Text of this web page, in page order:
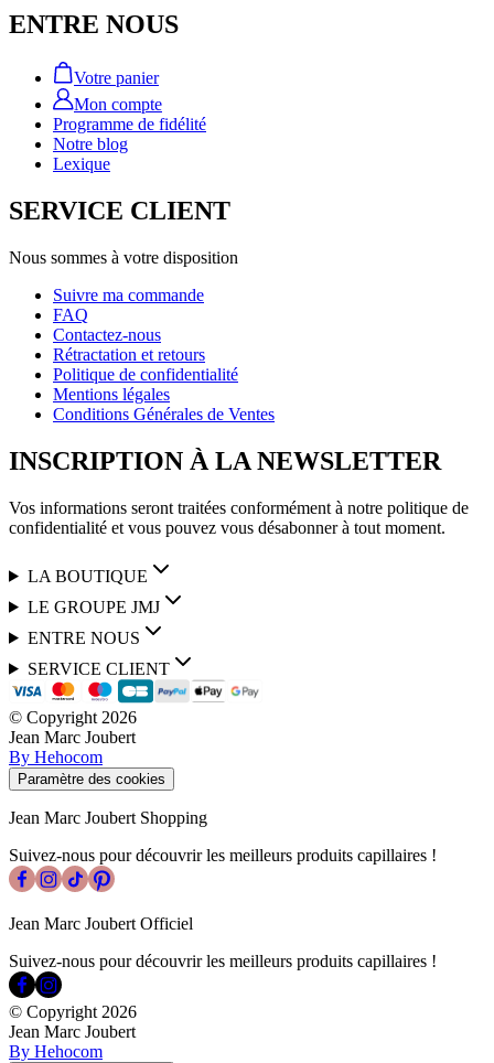
ENTRE NOUS
Votre panier
Mon compte
Programme de fidélité
Notre blog
Lexique
SERVICE CLIENT
Nous sommes à votre disposition
Suivre ma commande
FAQ
Contactez-nous
Rétractation et retours
Politique de confidentialité
Mentions légales
Conditions Générales de Ventes
INSCRIPTION À LA NEWSLETTER
Vos informations seront traitées conformément à notre politique de
confidentialité et vous pouvez vous désabonner à tout moment.
LA BOUTIQUE
LE GROUPE JMJ
ENTRE NOUS
SERVICE CLIENT
© Copyright 2026
Jean Marc Joubert
By Hehocom
Paramètre des cookies
Jean Marc Joubert Shopping
Suivez-nous pour découvrir les meilleurs produits capillaires !
Jean Marc Joubert Officiel
Suivez-nous pour découvrir les meilleurs produits capillaires !
© Copyright 2026
Jean Marc Joubert
By Hehocom